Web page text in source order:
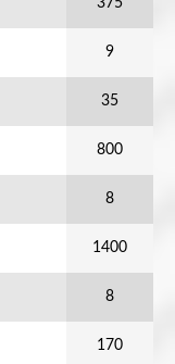
375
9
35
800
8
1400
8
170